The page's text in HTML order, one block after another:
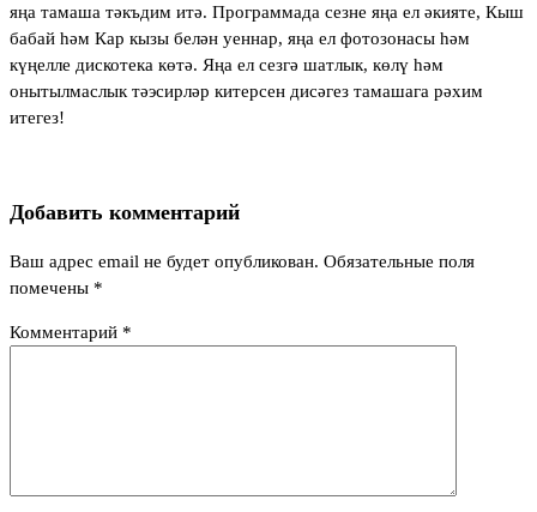
яңа тамаша тәкъдим итә. Программада сезне яңа ел әкияте, Кыш
бабай һәм Кар кызы белән уеннар, яңа ел фотозонасы һәм
күңелле дискотека көтә. Яңа ел сезгә шатлык, көлү һәм
онытылмаслык тәэсирләр китерсен дисәгез тамашага рәхим
итегез!
Добавить комментарий
Ваш адрес email не будет опубликован. Обязательные поля
помечены *
Комментарий *